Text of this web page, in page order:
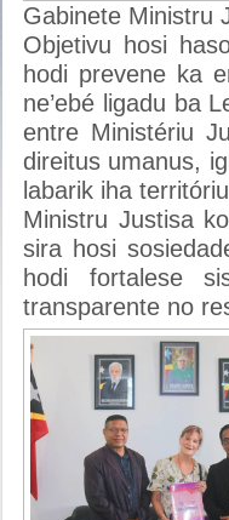
Gabinete Ministru
Objetivu hosi
hodi prevene ka
ne’ebé ligadu ba
entre Ministériu
direitus umanus,
labarik iha
Ministru Justisa
sira hosi
hodi fortalese
transparente no